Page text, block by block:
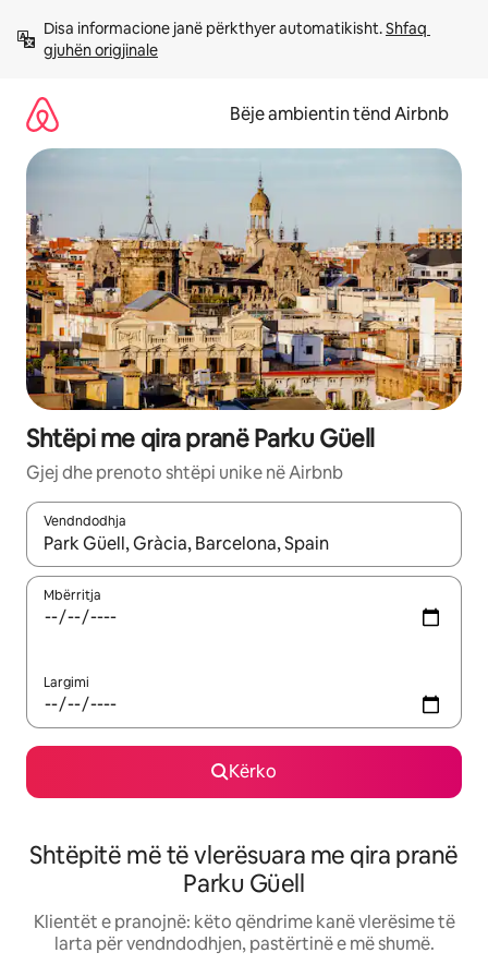
përmbajtja
Disa informacione janë përkthyer automatikisht. Shfaq
gjuhën origjinale
Bëje ambientin tënd Airbnb
Shtëpi me qira pranë Parku Güell
Gjej dhe prenoto shtëpi unike në Airbnb
Vendndodhja
Kur rezultatet të jenë të disponueshme, lëviz me butonat e
Mbërritja
Largimi
Kërko
Shtëpitë më të vlerësuara me qira pranë
Parku Güell
Klientët e pranojnë: këto qëndrime kanë vlerësime të
larta për vendndodhjen, pastërtinë e më shumë.